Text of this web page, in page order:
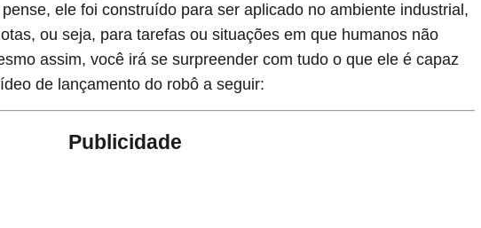
ele foi construído para ser aplicado no ambiente industrial,
ou seja, para tarefas ou situações em que humanos não
assim, você irá se surpreender com tudo o que ele é capaz
de lançamento do robô a seguir:
Publicidade